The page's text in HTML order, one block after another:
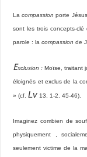
Lacompassion porte
sont les trois concepts-clé
parole : lacompassion de
Exclusion : Moïse, traitant
éloignés et exclus de la
» (cf.Lv 13, 1-2. 45-46).
Imaginez combien de
physiquement ,
seulement victime de la